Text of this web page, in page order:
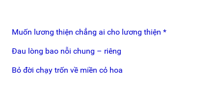
Muốn lương thiện chẳng ai cho lương thiện *
Đau lòng bao nỗi chung – riêng
Bỏ đời chạy trốn về miền cỏ hoa